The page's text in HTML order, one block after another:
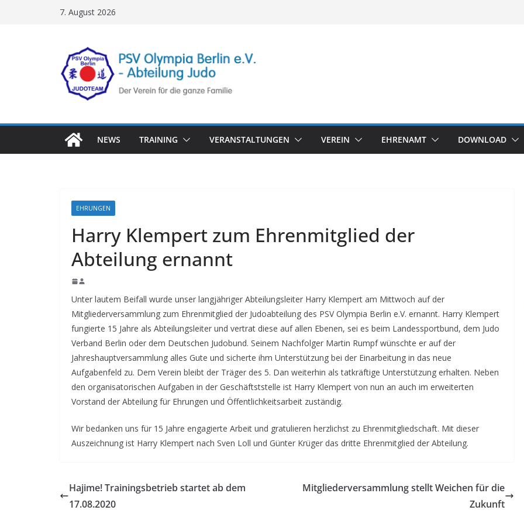
7. August 2026
NEWS TRAINING VERANSTALTUNGEN VEREIN EHRENAMT DOWNLOAD
EHRUNGEN
Harry Klempert zum Ehrenmitglied der
Abteilung ernannt
Unter lautem Beifall wurde unser langjähriger Abteilungsleiter Harry Klempert am Mittwoch auf der
Mitgliederversammlung zum Ehrenmitglied der Judoabteilung des PSV Olympia Berlin e.V. ernannt. Harry Klempert
fungierte 15 Jahre als Abteilungsleiter und vertrat diese auf allen Ebenen, sei es beim Landessportbund, dem Judo
Verband Berlin oder dem Deutschen Judobund. Seinem Nachfolger Martin Rumpf wünschte er auf der
Jahreshauptversammlung alles Gute und sicherte ihm Unterstützung bei der Einarbeitung in das neue
Aufgabenfeld zu. Dem Verein bleibt der Träger des 5. Dan weiterhin als tatkräftige Unterstützung erhalten. Neben
den organisatorischen Aufgaben in der Geschäftststelle ist Harry Klempert von nun an auch im erweiterten
Vorstand der Abteilung für Ehrungen und Öffentlichkeitsarbeit zuständig.
Wir bedanken uns für 15 Jahre engagierte Arbeit und gratulieren herzlichst zu Ehrenmitgliedschaft. Mit dieser
Auszeichnung ist Harry Klempert nach Sven Loll und Günter Krüger das dritte Ehrenmitglied der Abteilung.
Hajime! Trainingsbetrieb startet ab dem
17.08.2020
Mitgliederversammlung stellt Weichen für die
Zukunft